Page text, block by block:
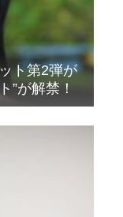
ト第2弾が
”が解禁！